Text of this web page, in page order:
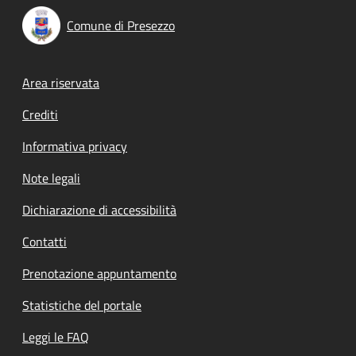
Comune di Presezzo
Footer menu
Area riservata
Crediti
Informativa privacy
Note legali
Dichiarazione di accessibilità
Contatti
Prenotazione appuntamento
Statistiche del portale
Leggi le FAQ